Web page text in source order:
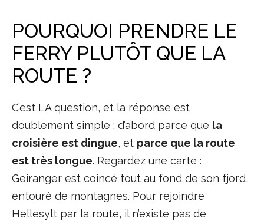
POURQUOI PRENDRE LE
FERRY PLUTÔT QUE LA
ROUTE ?
C’est LA question, et la réponse est
doublement simple : d’abord parce que la
croisière est dingue, et parce que la route
est très longue. Regardez une carte :
Geiranger est coincé tout au fond de son fjord,
entouré de montagnes. Pour rejoindre
Hellesylt par la route, il n’existe pas de